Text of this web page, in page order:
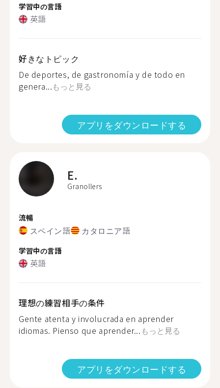
学習中の言語
英語
好きなトピック
De deportes, de gastronomía y de todo en
genera...もっと見る
アプリをダウンロードする
E.
Granollers
流暢
スペイン語 カタロニア語
学習中の言語
英語
理想の練習相手の条件
Gente atenta y involucrada en aprender
idiomas. Pienso que aprender... もっと見る
アプリをダウンロードする